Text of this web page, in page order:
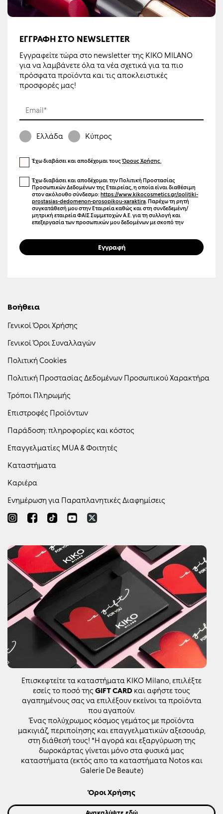
Βοήθεια
Γενικοί Όροι Χρήσης
Γενικοί Όροι Συναλλαγών
Πολιτική Cookies
Πολιτική Προστασίας Δεδομένων Προσωπικού Χαρακτήρα
Τρόποι Πληρωμής
Επιστροφές Προϊόντων
Παράδοση: πληροφορίες και κόστος
Επαγγελματίες MUA & Φοιτητές
Καταστήματα
Καριέρα
Ενημέρωση για Παραπλανητικές Διαφημίσεις
ΕΓΓΡΑΦΉ ΣΤΟ NEWSLETTER
Εγγραφείτε τώρα στο newsletter της KIKO MILANO
για να λαμβάνετε όλα τα νέα σχετικά για τα πιο
πρόσφατα προϊόντα και τις αποκλειστικές
προσφορές μας!
Email*
Ελλάδα Κύπρος
Έχω διαβάσει και αποδέχομαι τους Όρους Χρήσης.
Έχω διαβάσει και αποδέχομαι την Πολιτική Προστασίας
Προσωπικών Δεδομένων της Εταιρείας, η οποία είναι διαθέσιμη
στον ακόλουθο σύνδεσμο: https://www.kikocosmetics.gr/politiki-
prostasias-dedomenon-prosopikou-xaraktira . Παρέχω τη ρητή
συγκατάθεσή μου στην Εταιρεία καθώς και στη συνδεδεμένη/
μητρική εταιρεία ΦΑΙΣ Συμμετοχών Α.Ε. για τη συλλογή και
επεξεργασία των προσωπικών μου δεδομένων με σκοπό την
αφορά προϊόντα, υπηρεσίες, εκδηλώσεις, προσφορές,
προωθητικές ενέργειες, καθώς και προσωποποιημένο
Εγγραφή
Επισκεφτείτε τα καταστήματα KIKO Milano, επιλέξτε
εσείς το ποσό της GIFT CARD και αφήστε τους
αγαπημένους σας να επιλέξουν εκείνοι τα προϊόντα
που αγαπούν.
Ένας πολύχρωμος κόσμος γεμάτος με προϊόντα
μακιγιάζ, περιποίησης και επαγγελματικών αξεσουάρ,
στη διάθεσή τους! *Η αγορά και εξαργύρωση της
δωροκάρτας γίνεται μόνο στα φυσικά μας
καταστήματα (εκτός απο τα καταστήματα Notos και
Galerie De Beaute)
Όροι Χρήσης